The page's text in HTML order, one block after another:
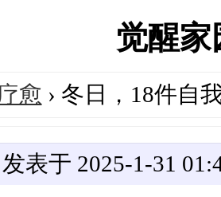
觉醒
愈 › 冬日，18件自
发表于 2025-1-31